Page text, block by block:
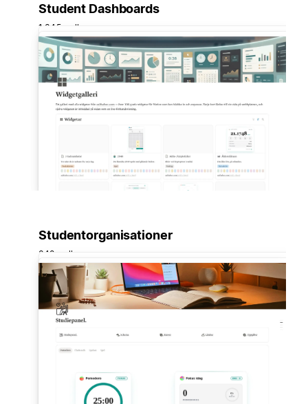
Student Dashboards
1 345 mallar
Studentorganisationer
348 mallar